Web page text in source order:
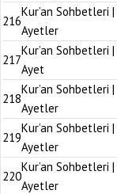
216
Kur’an Sohbetleri
Ayetler
217
Kur’an Sohbetleri
Ayet
218
Kur’an Sohbetleri
Ayetler
219
Kur’an Sohbetleri
Ayetler
220
Kur’an Sohbetleri
Ayetler